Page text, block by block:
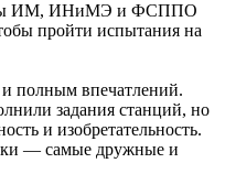
ИМ, ИНиМЭ и ФСППО
пройти испытания на
полным впечатлений.
задания станций, но
и изобретательность.
— самые дружные и